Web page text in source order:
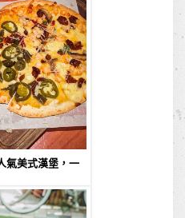
氣美式漢堡，一